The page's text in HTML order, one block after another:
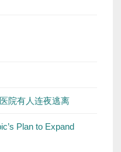
院有人连夜逃离
Plan to Expand